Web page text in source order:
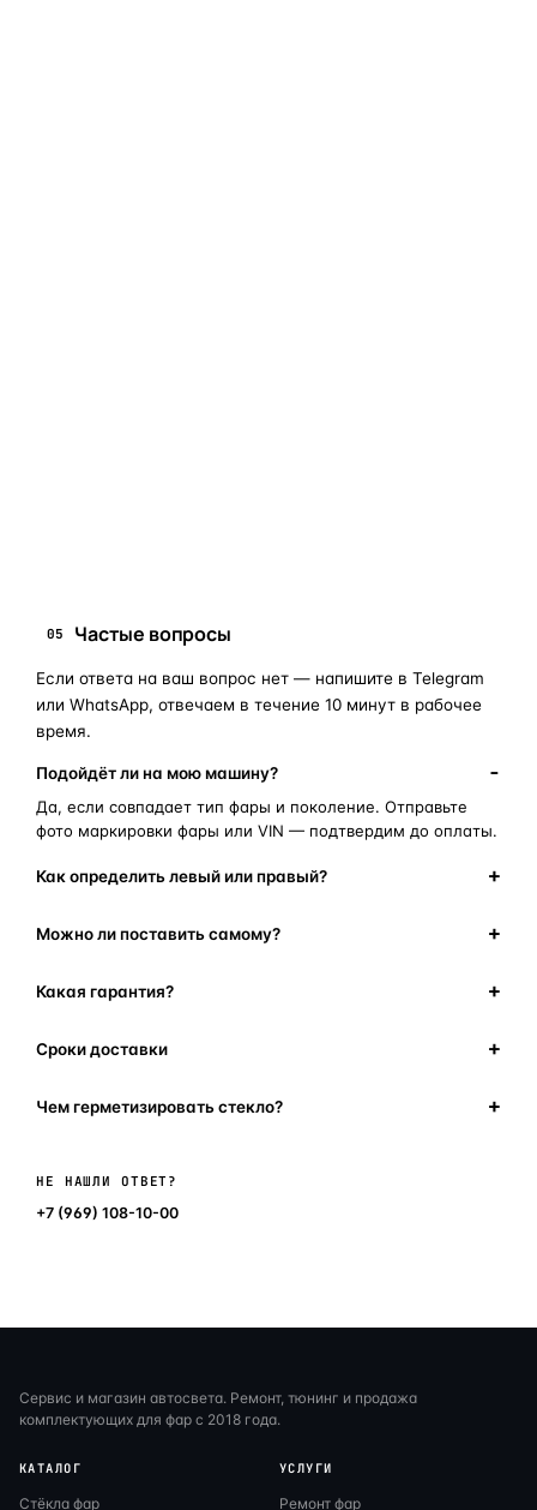
05 Частые вопросы
Если ответа на ваш вопрос нет — напишите в Telegram
или WhatsApp, отвечаем в течение 10 минут в рабочее
время.
Подойдёт ли на мою машину?
Да, если совпадает тип фары и поколение. Отправьте
фото маркировки фары или VIN — подтвердим до оплаты.
Как определить левый или правый?
Можно ли поставить самому?
Какая гарантия?
Сроки доставки
Чем герметизировать стекло?
НЕ НАШЛИ ОТВЕТ?
+7 (969) 108-10-00
Сервис и магазин автосвета. Ремонт, тюнинг и продажа
комплектующих для фар с 2018 года.
КАТАЛОГ
Стёкла фар
УСЛУГИ
Ремонт фар